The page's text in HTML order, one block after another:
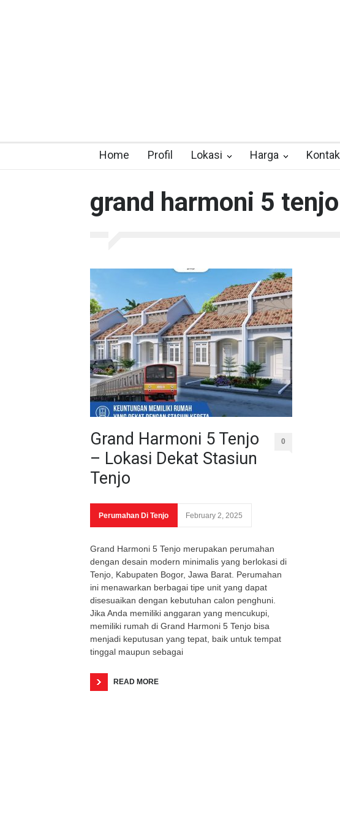
Home Profil Lokasi Harga Kontak
grand harmoni 5 tenjo
Grand Harmoni 5 Tenjo
– Lokasi Dekat Stasiun
Tenjo
0
Perumahan Di Tenjo February 2, 2025
Grand Harmoni 5 Tenjo merupakan perumahan
dengan desain modern minimalis yang berlokasi di
Tenjo, Kabupaten Bogor, Jawa Barat. Perumahan
ini menawarkan berbagai tipe unit yang dapat
disesuaikan dengan kebutuhan calon penghuni.
Jika Anda memiliki anggaran yang mencukupi,
memiliki rumah di Grand Harmoni 5 Tenjo bisa
menjadi keputusan yang tepat, baik untuk tempat
tinggal maupun sebagai
READ MORE